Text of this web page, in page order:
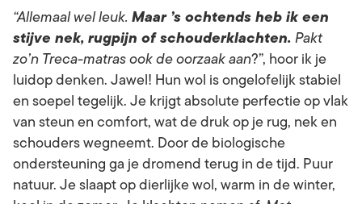
“Allemaal wel leuk. Maar ’s ochtends heb ik een
stijve nek, rugpijn of schouderklachten.Pakt
zo’n Treca-matras ook de oorzaak aan?”, hoor ik je
luidop denken. Jawel! Hun wol is ongelofelijk stabiel
en soepel tegelijk. Je krijgt absolute perfectie op vlak
van steun en comfort, wat de druk op je rug, nek en
schouders wegneemt. Door de biologische
ondersteuning ga je dromend terug in de tijd. Puur
natuur. Je slaapt op dierlijke wol, warm in de winter,